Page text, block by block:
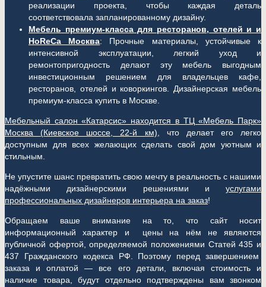
реализации проекта, чтобы каждая деталь
соответствовала запланированному дизайну.
Мебель премиум-класса для ресторанов, отелей и и
HoReCa Москва: Прочные материалы, устойчивые к
интенсивной эксплуатации, легкий уход и
ремонтопригодность делают эту мебель выгодным
инвестиционным решением для владельцев кафе,
ресторанов, отелей и коворкингов. Дизайнерская мебель
премиум-класса купить в Москве.
Мебельный салон «Катарсис» находится в ТЦ «Мебель Парк»
Москва (Киевское шоссе, 22-й км) , что делает его легко
доступным для всех желающих сделать свой дом уютным и
стильным.
Не упустите шанс превратить свою мечту в реальность с нашими
надёжными дизайнерскими решениями и услугами
профессиональных дизайнеров интерьера на заказ!
Обращаем ваше внимание на то, что сайт носит
информационный характер и цены на нём не являются
публичной офертой, определяемой положениями Статей 435 и
437 Гражданского кодекса РФ. Поэтому перед завершением
заказа и оплатой — все его детали, включая стоимость и
наличие товара, будут отдельно подтверждены вам звонком